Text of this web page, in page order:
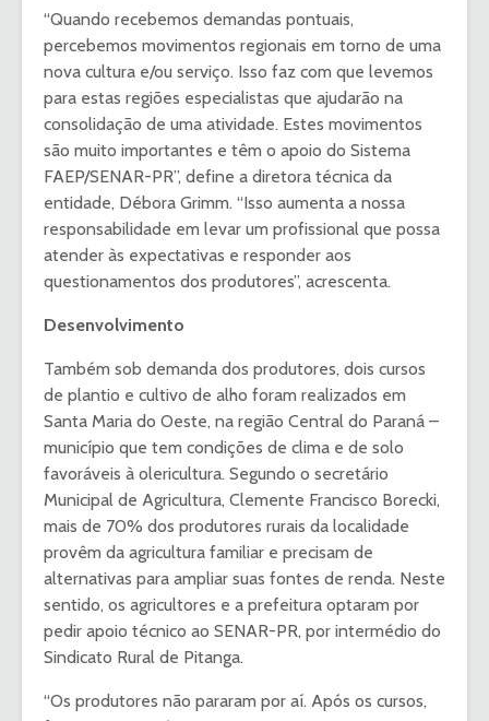
“Quando recebemos demandas pontuais,
percebemos movimentos regionais em torno de uma
nova cultura e/ou serviço. Isso faz com que levemos
para estas regiões especialistas que ajudarão na
consolidação de uma atividade. Estes movimentos
são muito importantes e têm o apoio do Sistema
FAEP/SENAR-PR”, define a diretora técnica da
entidade, Débora Grimm. “Isso aumenta a nossa
responsabilidade em levar um profissional que possa
atender às expectativas e responder aos
questionamentos dos produtores”, acrescenta.
Desenvolvimento
Também sob demanda dos produtores, dois cursos
de plantio e cultivo de alho foram realizados em
Santa Maria do Oeste, na região Central do Paraná –
município que tem condições de clima e de solo
favoráveis à olericultura. Segundo o secretário
Municipal de Agricultura, Clemente Francisco Borecki,
mais de 70% dos produtores rurais da localidade
provêm da agricultura familiar e precisam de
alternativas para ampliar suas fontes de renda. Neste
sentido, os agricultores e a prefeitura optaram por
pedir apoio técnico ao SENAR-PR, por intermédio do
Sindicato Rural de Pitanga.
“Os produtores não pararam por aí. Após os cursos,